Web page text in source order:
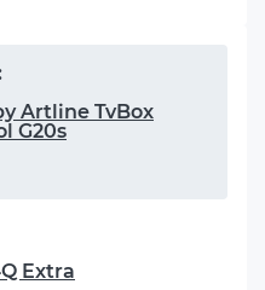
Artline TvBox
G20s
Extra